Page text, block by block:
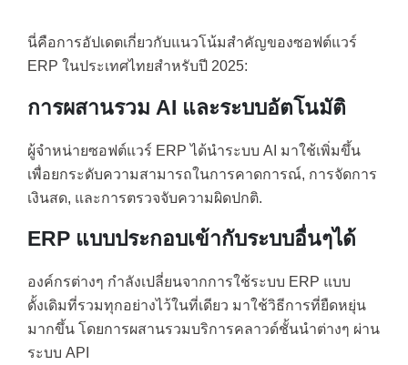
นี่คือการอัปเดตเกี่ยวกับแนวโน้มสำคัญของซอฟต์แวร์
ERP ในประเทศไทยสำหรับปี 2025:
การผสานรวม AI และระบบอัตโนมัติ
ผู้จำหน่ายซอฟต์แวร์ ERP ได้นำระบบ AI มาใช้เพิ่มขึ้น
เพื่อยกระดับความสามารถในการคาดการณ์, การจัดการ
เงินสด, และการตรวจจับความผิดปกติ.
ERP แบบประกอบเข้ากับระบบอื่นๆได้
องค์กรต่างๆ กำลังเปลี่ยนจากการใช้ระบบ ERP แบบ
ดั้งเดิมที่รวมทุกอย่างไว้ในที่เดียว มาใช้วิธีการที่ยืดหยุ่น
มากขึ้น โดยการผสานรวมบริการคลาวด์ชั้นนำต่างๆ ผ่าน
ระบบ API